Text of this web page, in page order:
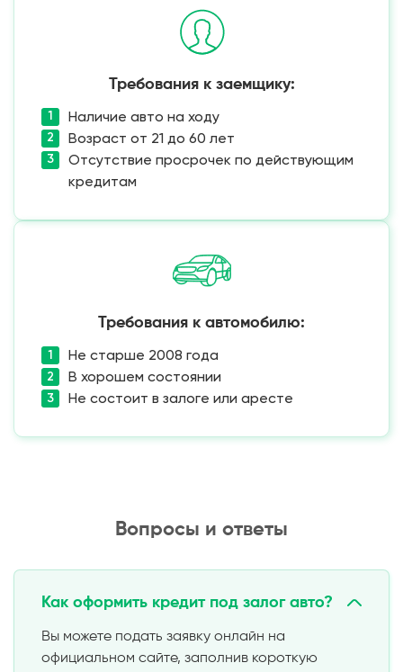
Требования к заемщику:
Наличие авто на ходу
Возраст от 21 до 60 лет
Отсутствие просрочек по действующим
кредитам
Требования к автомобилю:
Не старше 2008 года
В хорошем состоянии
Не состоит в залоге или аресте
Вопросы и ответы
Как оформить кредит под залог авто?
Вы можете подать заявку онлайн на
официальном сайте, заполнив короткую